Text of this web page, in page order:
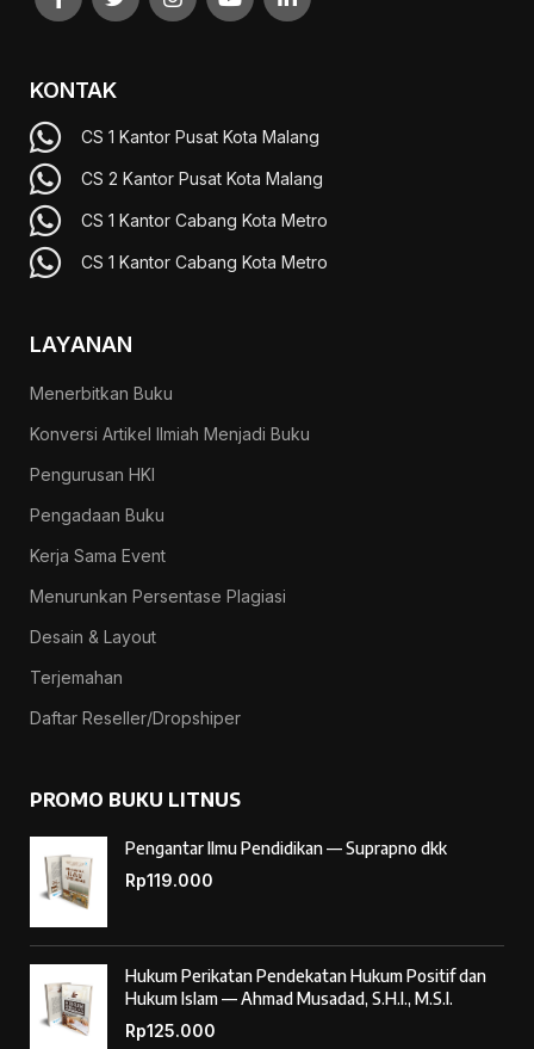
KONTAK
CS 1 Kantor Pusat Kota Malang
CS 2 Kantor Pusat Kota Malang
CS 1 Kantor Cabang Kota Metro
CS 1 Kantor Cabang Kota Metro
LAYANAN
Menerbitkan Buku
Konversi Artikel Ilmiah Menjadi Buku
Pengurusan HKI
Pengadaan Buku
Kerja Sama Event
Menurunkan Persentase Plagiasi
Desain & Layout
Terjemahan
Daftar Reseller/Dropshiper
PROMO BUKU LITNUS
Pengantar Ilmu Pendidikan — Suprapno dkk
Rp119.000
Hukum Perikatan Pendekatan Hukum Positif dan
Hukum Islam — Ahmad Musadad, S.H.I., M.S.I.
Rp125.000